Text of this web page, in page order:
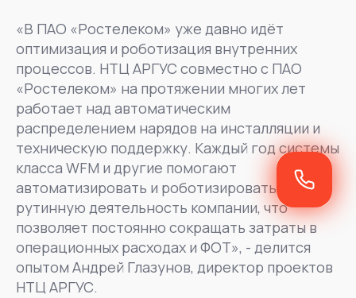
«В ПАО «Ростелеком» уже давно идёт
оптимизация и роботизация внутренних
процессов. НТЦ АРГУС совместно с ПАО
«Ростелеком» на протяжении многих лет
работает над автоматическим
распределением нарядов на инсталляции и
техническую поддержку. Каждый год системы
класса WFM и другие помогают
автоматизировать и роботизировать
рутинную деятельность компании, что
позволяет постоянно сокращать затраты в
операционных расходах и ФОТ», - делится
опытом Андрей Глазунов, директор проектов
НТЦ АРГУС.